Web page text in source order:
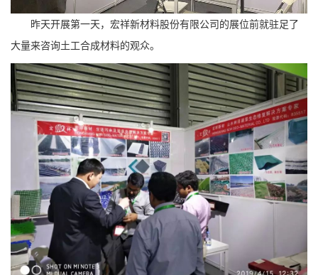
昨天开展第一天，宏祥新材料股份有限公司的展位前就驻足了
大量来咨询土工合成材料的观众。